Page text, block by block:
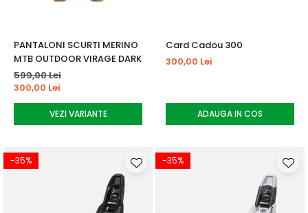
PANTALONI SCURTI MERINO
MTB OUTDOOR VIRAGE DARK
599,00 Lei
300,00 Lei
VEZI VARIANTE
Card Cadou 300
300,00 Lei
ADAUGA IN COS
-35% -35%